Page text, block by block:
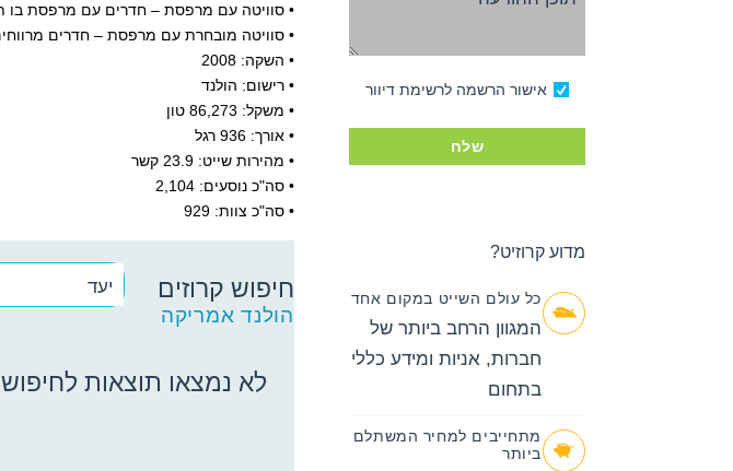
אישור הרשמה לרשימת דיוור
שלח
מדוע קרוזיט?
כל עולם השייט במקום אחד
המגוון הרחב ביותר של
חברות, אניות ומידע כללי
בתחום
מתחייבים למחיר המשתלם
ביותר
• סוויטה עם מרפסת – חדרים עם מרפסת בו
• סוויטה מובחרת עם מרפסת – חדרים
• השקה: 2008
• רישום: הולנד
• משקל: 86,273 טון
• אורך: 936 רגל
• מהירות שייט: 23.9 קשר
• סה"כ נוסעים: 2,104
• סה"כ צוות: 929
חיפוש
קרוזים
באפשרותך
לאזור הבא
חיפוש קרוזים
הולנד אמריקה
יעד
לא נמצאו תוצאות